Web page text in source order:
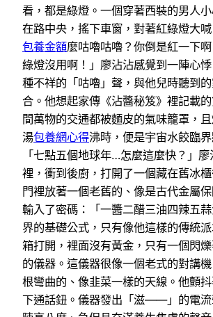
看，都是綠燈。一個穿著西裝的男人
在路中央，搖下車窗，對著紅綠燈大
包養金額麼咕嚕咕嚕？你倒是紅一下啊
綠燈沒用啊！」廖沾沾感覺到一陣心
種不祥的「咕嚕」聲，與他兒時聽到
合。他想起家傳《沾醬秘笈》裡記載
間萬物的交通都被麵皮的氣味籠罩，
湯包養網心得沸時，便是宇宙水餃臨界
「七點五個地球年…怎麼這麼快？」
裡，衝到後廚，打開了一個藏在舊冰
門裡放著一個老舊的、像是古代金屬
輸入了密碼：「一醬二醋三油四辣五
界的基礎公式，只有像他這樣的傳統
箱打開，裡面沒有黃金，只有一個閃
的儀器。這儀器很像一個老式的對講
根彎曲的、像韭菜一樣的天線。他顫
下通話鈕。儀器發出「滋——」的電流